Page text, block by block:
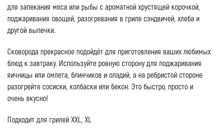
для запекания мяса или рыбы с ароматной хрустящей корочкой,
поджаривания овощей, разогревания в гриле сэндвичей, хлеба и
другой выпечки.
Сковорода прекрасное подойдёт для приготовления ваших любимых
блюд к завтраку. Используйте ровную сторону для поджаривания
яичницы или омлета, блинчиков и оладий, а на ребристой стороне
разогрейте сосиски, колбаски или бекон. Это быстро, просто и
очень вкусно!
Подходит для грилей XXL, XL